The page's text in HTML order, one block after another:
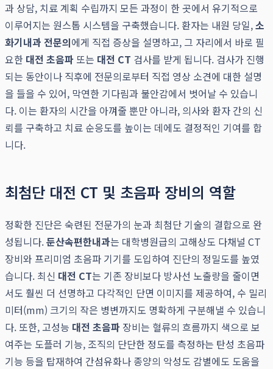
과 상담, 치료 계획 수립까지 모든 과정이 한 곳에서 유기적으로
이루어지는 원스톱 시스템을 구축했습니다. 환자는 내원 당일,소
화기내과 전문의에게 직접 증상을 설명하고, 그 자리에서 바로 필
요한 대전 초음파 또는 대전 CT 검사를 받게 됩니다. 검사가 진행
되는 동안이나 직후에 전문의로부터 직접 영상 소견에 대한 설명
을 들을 수 있어, 막연한 기다림과 불안감에서 벗어날 수 있습니
다. 이는 환자의 시간을 아껴줄 뿐만 아니라, 의사와 환자 간의 신
뢰를 구축하고 치료 순응도를 높이는 데에도 결정적인 기여를 합
니다.
최첨단 대전 CT 및 초음파 장비의 역할
정확한 진단은 숙련된 전문가의 눈과 최첨단 기술의 결합으로 완
성됩니다.둔산속편한내과는 대학병원급의 고해상도 다채널 CT
장비와 프리미엄 초음파 기기를 도입하여 진단의 정밀도를 높였
습니다. 최신 대전 CT는 기존 장비보다 방사선 노출량을 줄이면
서도 훨씬 더 선명하고 다각적인 단면 이미지를 제공하여, 수 밀리
미터(mm) 크기의 작은 병변까지도 명확하게 구분해낼 수 있습니
다. 또한, 고성능 대전 초음파 장비는 혈류의 흐름까지 색으로 보
여주는 도플러 기능, 조직의 단단한 정도를 측정하는 탄성 초음파
기능 등을 탑재하여 간섬유화나 종양의 악성도 감별에도 도움을